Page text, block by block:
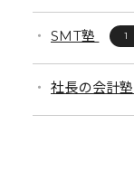
SMT塾 1
社長の会計塾